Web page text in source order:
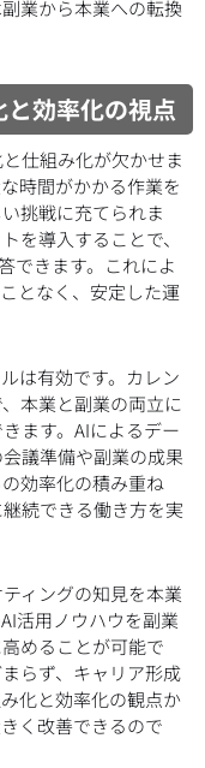
業から本業への転換
効率化の視点
仕組み化が欠かせま
時間がかかる作業を
挑戦に充てられま
を導入することで、
できます。これによ
となく、安定した運
は有効です。カレン
本業と副業の両立に
ます。AIによるデー
議準備や副業の成果
効率化の積み重ね
続できる働き方を実
ィングの知見を本業
活用ノウハウを副業
めることが可能で
らず、キャリア形成
化と効率化の観点か
く改善できるので